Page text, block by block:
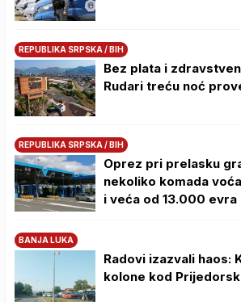
REPUBLIKA SRPSKA / BIH
Bez plata i
Rudari treću noć
REPUBLIKA SRPSKA / BIH
Oprez pri prelasku
nekoliko komada
i veća od 13.000 evra
BANJA LUKA
Radovi izazvali haos:
kolone kod